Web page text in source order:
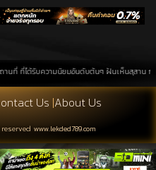
บความนิยมอันดับต้นๆ ฝันเห็นสุสาน การ
Us |About Us
www.lekded789.com